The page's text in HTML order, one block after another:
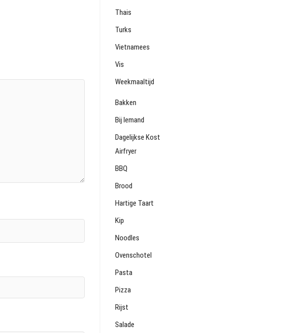
Thais
Turks
Vietnamees
Vis
Weekmaaltijd
Bakken
Bij Iemand
Dagelijkse Kost
Airfryer
BBQ
Brood
Hartige Taart
Kip
Noodles
Ovenschotel
Pasta
Pizza
Rijst
Salade